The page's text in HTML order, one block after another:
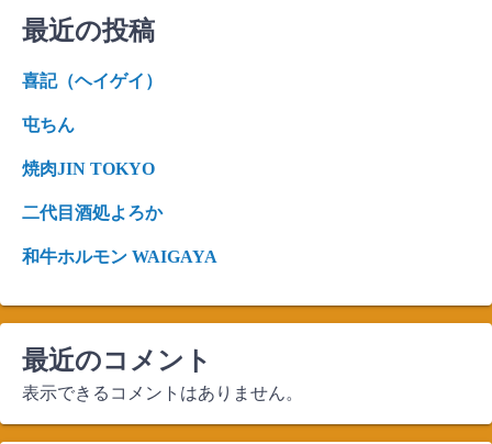
最近の投稿
喜記（ヘイゲイ）
屯ちん
焼肉JIN TOKYO
二代目酒処よろか
和牛ホルモン WAIGAYA
最近のコメント
表示できるコメントはありません。